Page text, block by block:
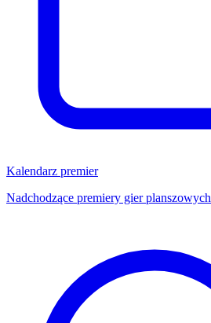
Kalendarz premier
Nadchodzące premiery gier planszowych